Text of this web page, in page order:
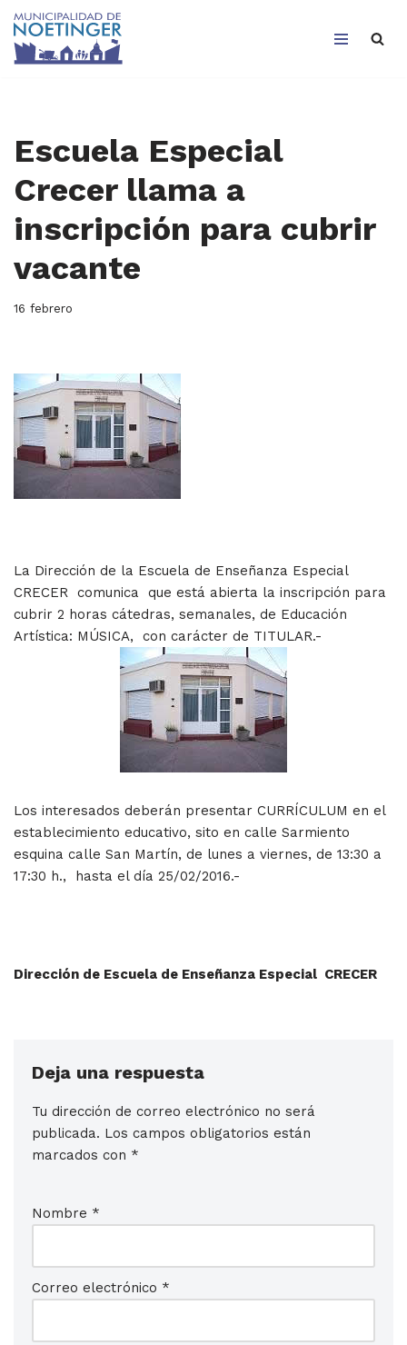
Saltar
Escuela Especial
Crecer llama a
inscripción para cubrir
vacante
16 febrero
La Dirección de la Escuela de Enseñanza Especial
CRECER comunica que está abierta la inscripción para
cubrir 2 horas cátedras, semanales, de Educación
Artística: MÚSICA, con carácter de TITULAR.-
Los interesados deberán presentar CURRÍCULUM en el
establecimiento educativo, sito en calle Sarmiento
esquina calle San Martín, de lunes a viernes, de 13:30 a
17:30 h., hasta el día 25/02/2016.-
Dirección de Escuela de Enseñanza Especial CRECER
Deja una respuesta
Tu dirección de correo electrónico no será
publicada. Los campos obligatorios están
marcados con *
Nombre *
Correo electrónico *